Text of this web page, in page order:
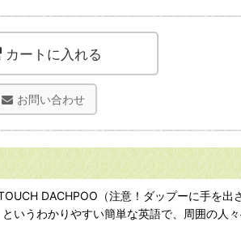
カートに入れる
お問い合わせ
DACHPOO（注意！ダップーに手を
うわかりやすい簡単な英語で、周囲の人